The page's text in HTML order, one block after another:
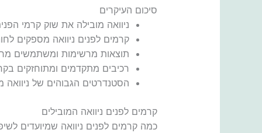
סיכום העיקרים
ניוואה מובילה את שוק קרמי
קרמים לפנים ניוואה מספקים
תוצאות מרשימות ומשתמשים
רכיבים מתקדמים ומתוחזקים
הסטנדרטים הגבוהים של ניוואה
קרמים לפנים ניוואה המובילים
כמה קרמים לפנים ניוואה שמיועדים